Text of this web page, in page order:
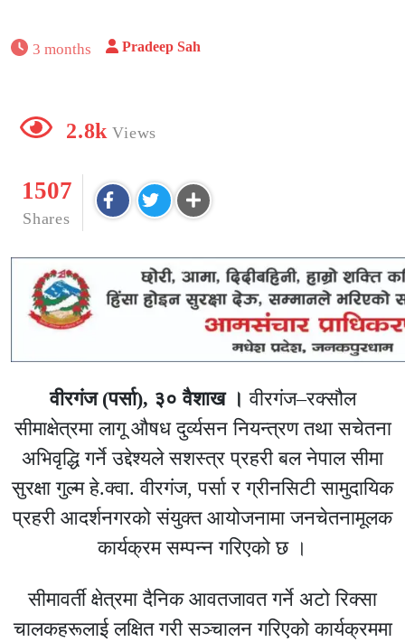
3 months Pradeep Sah
2.8k Views
1507
Shares
वीरगंज (पर्सा), ३० वैशाख । वीरगंज–रक्सौल
सीमाक्षेत्रमा लागू औषध दुर्व्यसन नियन्त्रण तथा सचेतना
अभिवृद्धि गर्ने उद्देश्यले सशस्त्र प्रहरी बल नेपाल सीमा
सुरक्षा गुल्म हे.क्वा. वीरगंज, पर्सा र ग्रीनसिटी सामुदायिक
प्रहरी आदर्शनगरको संयुक्त आयोजनामा जनचेतनामूलक
कार्यक्रम सम्पन्न गरिएको छ ।
सीमावर्ती क्षेत्रमा दैनिक आवतजावत गर्ने अटो रिक्सा
चालकहरूलाई लक्षित गरी सञ्चालन गरिएको कार्यक्रममा